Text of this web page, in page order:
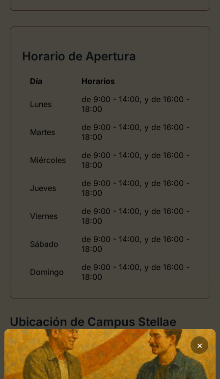
Horario de Apertura
Día Horarios
Lunes
de 9:00 - 14:00, y de 16:00 -
18:00
Martes
de 9:00 - 14:00, y de 16:00 -
18:00
Miércoles
de 9:00 - 14:00, y de 16:00 -
18:00
Jueves
de 9:00 - 14:00, y de 16:00 -
18:00
Viernes
de 9:00 - 14:00, y de 16:00 -
18:00
Sábado
de 9:00 - 14:00, y de 16:00 -
18:00
Domingo
de 9:00 - 14:00, y de 16:00 -
18:00
Ubicación de Campus Stellae
Cómo llegar
+
×